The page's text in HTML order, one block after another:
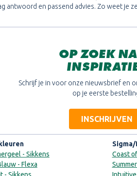
antwoord en passend advies. Zo weet je
OP ZOEK
Schrijf je in voor onze nieuwsbrief en
op je eerste
INSCHRIJVEN
- Sikkens
- Flexa
Coast